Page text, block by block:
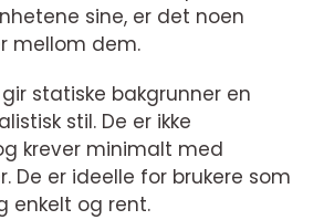
sine, er det noen
mellom dem.
statiske bakgrunner en
stil. De er ikke
krever minimalt med
De er ideelle for brukere som
enkelt og rent.